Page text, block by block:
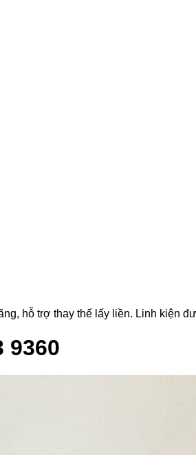
hỗ trợ thay thế lấy liền. Linh kiện
9360